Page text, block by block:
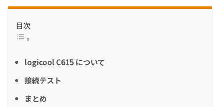
目次
logicool C615 について
接続テスト
まとめ